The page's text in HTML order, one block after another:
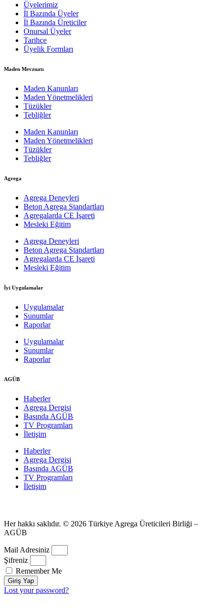
Üyelerimiz
İl Bazında Üyeler
İl Bazında Üreticiler
Onursal Üyeler
Tarihçe
Üyelik Formları
Maden Mevzuatı
Maden Kanunları
Maden Yönetmelikleri
Tüzükler
Tebliğler
Maden Kanunları
Maden Yönetmelikleri
Tüzükler
Tebliğler
Agrega
Agrega Deneyleri
Beton Agrega Standartları
Agregalarda CE İşareti
Mesleki Eğitim
Agrega Deneyleri
Beton Agrega Standartları
Agregalarda CE İşareti
Mesleki Eğitim
İyi Uygulamalar
Uygulamalar
Sunumlar
Raporlar
Uygulamalar
Sunumlar
Raporlar
AGÜB
Haberler
Agrega Dergisi
Basında AGÜB
TV Programları
İletişim
Haberler
Agrega Dergisi
Basında AGÜB
TV Programları
İletişim
Her hakkı saklıdır. © 2026 Türkiye Agrega Üreticileri Birliği –
AGÜB
Mail Adresiniz
Şifreniz
Remember Me
Giriş Yap
Lost your password?